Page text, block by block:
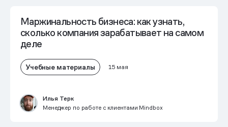
Маржинальность бизнеса: как узнать,
сколько компания зарабатывает на самом
деле
Учебные материалы 15 мая
Илья Терк
Менеджер по работе с клиентами Mindbox